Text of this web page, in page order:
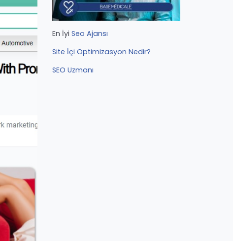
En İyi Seo Ajansı
Site İçi Optimizasyon Nedir?
SEO Uzmanı